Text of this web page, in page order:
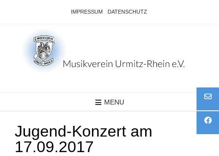
IMPRESSUM DATENSCHUTZ
MENU
Jugend-Konzert am
17.09.2017